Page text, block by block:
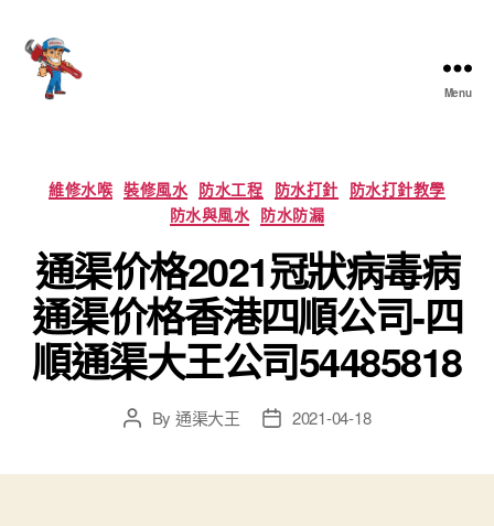
Menu
Categories
維修水喉 裝修風水 防水工程 防水打針 防水打針教學
防水與風水 防水防漏
通渠价格2021冠狀病毒病
通渠价格香港四順公司-四
順通渠大王公司54485818
PostBy 通渠大王
Post2021-04-18